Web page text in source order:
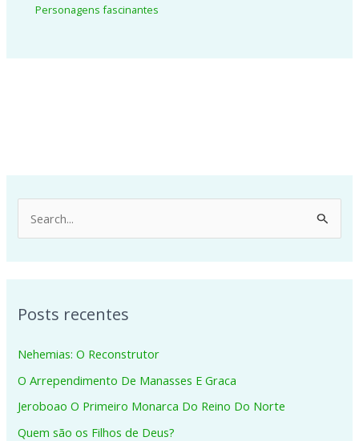
Personagens fascinantes
e
u
s
a
r
p
Posts recentes
Nehemias: O Reconstrutor
O Arrependimento De Manasses E Graca
Jeroboao O Primeiro Monarca Do Reino Do Norte
Quem são os Filhos de Deus?